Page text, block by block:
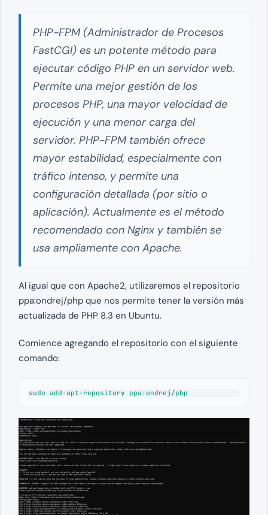
PHP-FPM (Administrador de Procesos
FastCGI) es un potente método para
ejecutar código PHP en un servidor web.
Permite una mejor gestión de los
procesos PHP, una mayor velocidad de
ejecución y una menor carga del
servidor. PHP-FPM también ofrece
mayor estabilidad, especialmente con
tráfico intenso, y permite una
configuración detallada (por sitio o
aplicación). Actualmente es el método
recomendado con Nginx y también se
usa ampliamente con Apache.
Al igual que con Apache2, utilizaremos el repositorio
ppa:ondrej/php que nos permite tener la versión más
actualizada de PHP 8.3 en Ubuntu.
Comience agregando el repositorio con el siguiente
comando:
sudo add-apt-repository ppa:ondrej/php